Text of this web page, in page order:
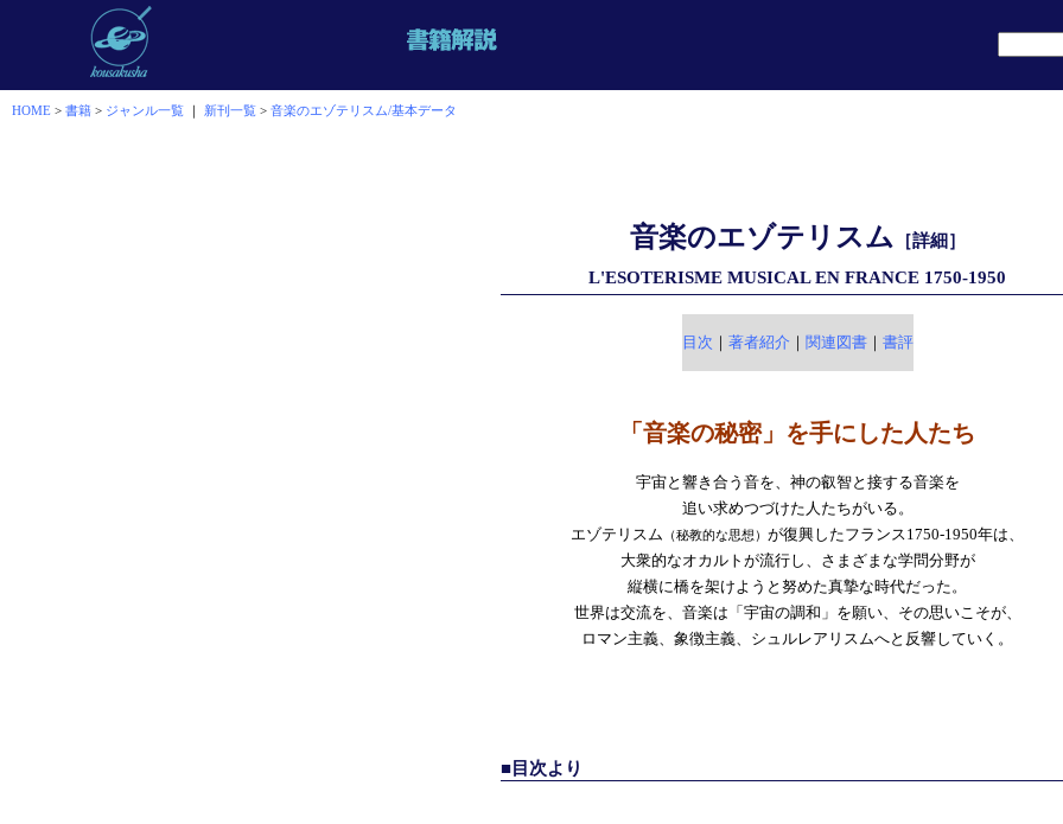
HOME > 書籍 > ジャンル一覧 ｜ 新刊一覧 > 音楽のエゾテリスム/基本データ
音楽のエゾテリスム ［詳細］
L'ESOTERISME MUSICAL EN FRANCE 1750-1950
目次 ｜ 著者紹介 ｜ 関連図書｜ 書評
「音楽の秘密」を手にした人たち
宇宙と響き合う音を、神の叡智と接する音楽を
追い求めつづけた人たちがいる。
エゾテリスム （秘教的な思想） が復興したフランス1750-1950年は、
大衆的なオカルトが流行し、さまざまな学問分野が
縦横に橋を架けようと努めた真摯な時代だった。
世界は交流を、音楽は「宇宙の調和」を願い、その思いこそが、
ロマン主義、象徴主義、シュルレアリスムへと反響していく。
■目次より